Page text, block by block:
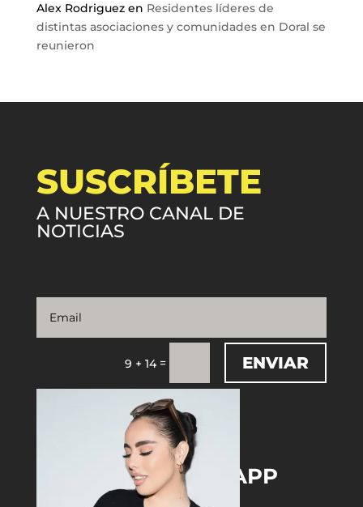
Alex Rodriguezen Residentes líderes de
distintas asociaciones y comunidades en Doral se
reunieron
SUSCRÍBETE
A NUESTRO CANAL DE
NOTICIAS
9 + 14= ENVIAR
DOWNLOAD THE APP